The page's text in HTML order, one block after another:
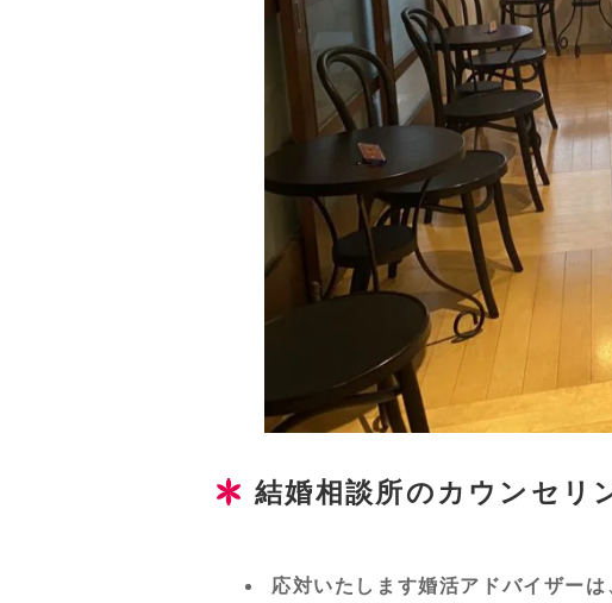
結婚相談所のカウンセリ
応対いたします婚活アドバイザー